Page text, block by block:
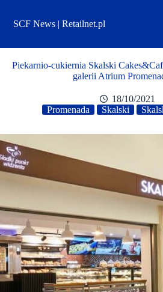
treściSCF News | Retailnet.pl
Piekarnio-cukiernia Skalski
galerii Atrium
18/10/2021
Promenada
Skalski